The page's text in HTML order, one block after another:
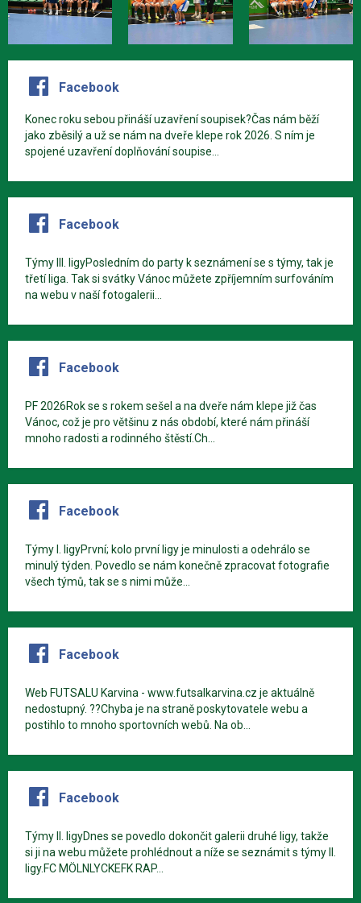
Facebook
Konec roku sebou přináší uzavření soupisek?Čas nám běží
jako zběsilý a už se nám na dveře klepe rok 2026. S ním je
spojené uzavření doplňování soupise...
Facebook
Týmy III. ligyPosledním do party k seznámení se s týmy, tak je
třetí liga. Tak si svátky Vánoc můžete zpříjemním surfováním
na webu v naší fotogalerii...
Facebook
PF 2026Rok se s rokem sešel a na dveře nám klepe již čas
Vánoc, což je pro většinu z nás období, které nám přináší
mnoho radosti a rodinného štěstí.Ch...
Facebook
Týmy I. ligyPrvní; kolo první ligy je minulosti a odehrálo se
minulý týden. Povedlo se nám konečně zpracovat fotografie
všech týmů, tak se s nimi může...
Facebook
Web FUTSALU Karvina - www.futsalkarvina.cz je aktuálně
nedostupný. ??Chyba je na straně poskytovatele webu a
postihlo to mnoho sportovních webů. Na ob...
Facebook
Týmy II. ligyDnes se povedlo dokončit galerii druhé ligy, takže
si ji na webu můžete prohlédnout a níže se seznámit s týmy II.
ligy.FC MÖLNLYCKEFK RAP...